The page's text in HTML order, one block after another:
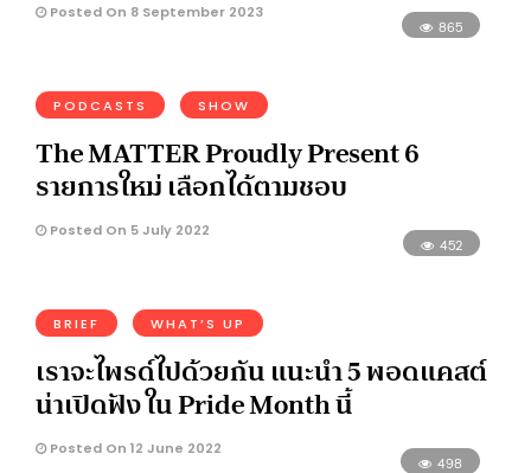
Posted On 8 September 2023
865
PODCASTS SHOW
The MATTER Proudly Present 6
รายการใหม่ เลือกได้ตามชอบ
Posted On 5 July 2022
452
BRIEF WHAT’S UP
เราจะไพรด์ไปด้วยกัน แนะนำ 5 พอดแคสต์
น่าเปิดฟัง ใน Pride Month นี้
Posted On 12 June 2022
498